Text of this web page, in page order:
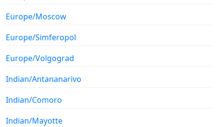
Europe/Moscow
Europe/Simferopol
Europe/Volgograd
Indian/Antananarivo
Indian/Comoro
Indian/Mayotte